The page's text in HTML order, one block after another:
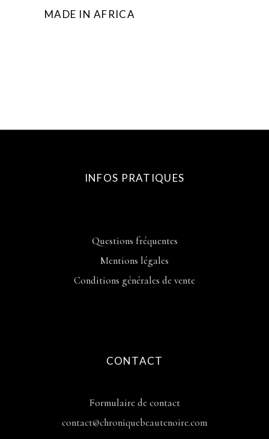
MADE IN AFRICA
INFOS PRATIQUES
Questions fréquentes
Mentions légales
Conditions générales de vente
CONTACT
Formulaire de contact
contact@chroniquebeautenoire.com